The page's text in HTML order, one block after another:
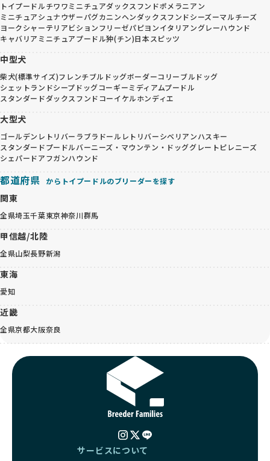
トイプードルチワワミニチュアダックスフンドポメラニアン
ミニチュアシュナウザーパグカニンヘンダックスフンドシーズーマルチーズ
ヨークシャーテリアビションフリーゼパピヨンイタリアングレーハウンド
キャバリア ミニチュアプードル狆(チン)日本スピッツ
中型犬
柴犬(標準サイズ)フレンチブルドッグボーダーコリーブルドッグ
シェットランドシープドッグコーギーミディアムプードル
スタンダードダックスフンドコーイケルホンディエ
大型犬
ゴールデンレトリバー ラブラドールレトリバーシベリアンハスキー
スタンダードプードルバーニーズ・マウンテン・ドッググレートピレニーズ
シェパードアフガンハウンド
都道府県 からトイプードルのブリーダーを探す
関東
全県埼玉千葉東京神奈川群馬
甲信越/北陸
全県山梨長野新潟
東海
愛知
近畿
全県京都大阪奈良
サービスについて